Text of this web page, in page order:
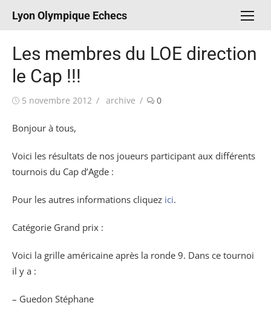
Lyon Olympique Echecs
Les membres du LOE direction
le Cap !!!
Publié
5 novembre 2012 Auteur/autrice
archive 0
Bonjour à tous,
Voici les résultats de nos joueurs participant aux différents
tournois du Cap d’Agde :
Pour les autres informations cliquez ici.
Catégorie Grand prix :
Voici la grille américaine après la ronde 9. Dans ce tournoi
il y a :
– Guedon Stéphane